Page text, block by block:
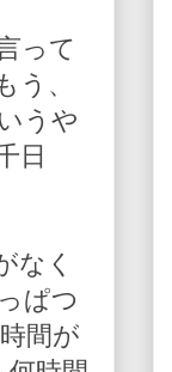
って
う、
うや
日
なく
ぱつ
間が